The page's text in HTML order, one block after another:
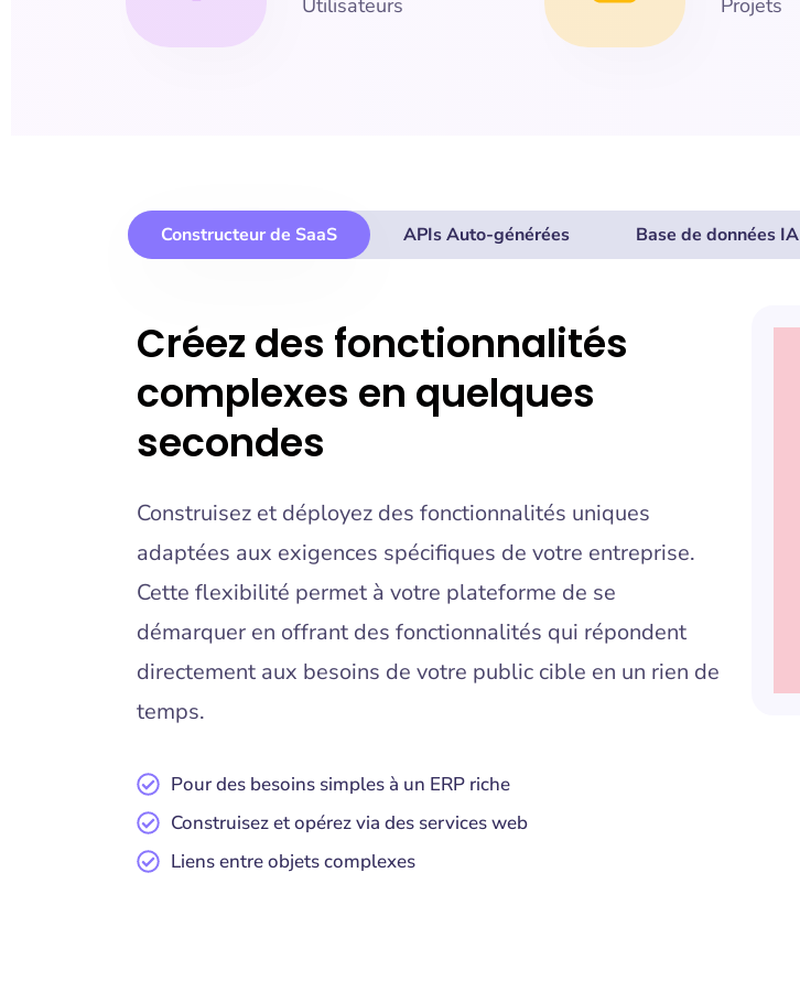
Constructeur de SaaS APIs Auto-générées Base de données IA
Créez des fonctionnalités
complexes en quelques
secondes
Construisez et déployez des fonctionnalités uniques
adaptées aux exigences spécifiques de votre entreprise.
Cette flexibilité permet à votre plateforme de se
démarquer en offrant des fonctionnalités qui répondent
directement aux besoins de votre public cible en un rien de
temps.
Pour des besoins simples à un ERP riche
Construisez et opérez via des services web
Liens entre objets complexes